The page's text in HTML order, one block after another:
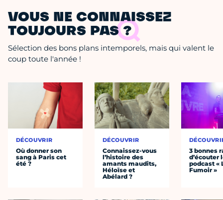
VOUS NE CONNAISSEZ
TOUJOURS PAS ?
Sélection des bons plans intemporels, mais qui valent le
coup toute l'année !
DÉCOUVRIR
Où donner son
sang à Paris cet
été ?
DÉCOUVRIR
Connaissez-vous
l’histoire des
amants maudits,
Héloïse et
Abélard ?
3 bonnes
d’écouter
podcast «
Fumoir »